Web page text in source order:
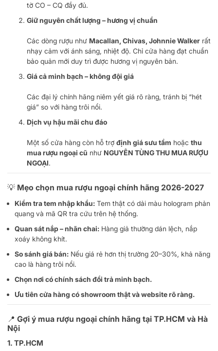
tờ CO – CQ đầy đủ.
Giữ nguyên chất lượng – hương vị chuẩn
Các dòng rượu như Macallan, Chivas, Johnnie Walker rất
nhạy cảm với ánh sáng, nhiệt độ. Chỉ cửa hàng đạt chuẩn
bảo quản mới duy trì được hương vị nguyên bản.
Giá cả minh bạch – không đội giá
Các đại lý chính hãng niêm yết giá rõ ràng, tránh bị “hét
giá” so với hàng trôi nổi.
Dịch vụ hậu mãi chu đáo
Một số cửa hàng còn hỗ trợ định giá sưu tầm hoặc thu
mua rượu ngoại cũ như NGUYÊN TÙNG THU MUA RƯỢU
NGOẠI.
💡 Mẹo chọn mua rượu ngoại chính hãng 2026-2027
Kiểm tra tem nhập khẩu: Tem thật có dải màu hologram phản
quang và mã QR tra cứu trên hệ thống.
Quan sát nắp – nhãn chai: Hàng giả thường dán lệch, nắp
xoáy không khít.
So sánh giá bán: Nếu giá rẻ hơn thị trường 20–30%, khả năng
cao là hàng trôi nổi.
Chọn nơi có chính sách đổi trả minh bạch.
Ưu tiên cửa hàng có showroom thật và website rõ ràng.
📍 Gợi ý mua rượu ngoại chính hãng tại TP.HCM và Hà
Nội
1. TP.HCM